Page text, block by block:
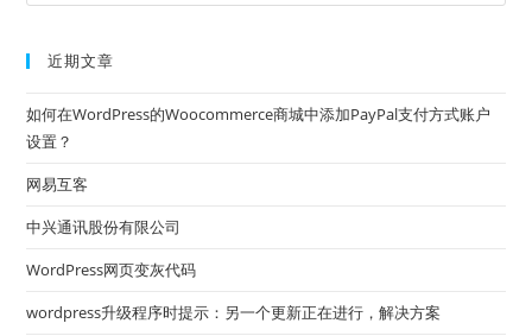
近期文章
如何在WordPress的Woocommerce商城中添加PayPal支付方式账户
设置？
网易互客
中兴通讯股份有限公司
WordPress网页变灰代码
wordpress升级程序时提示：另一个更新正在进行，解决方案